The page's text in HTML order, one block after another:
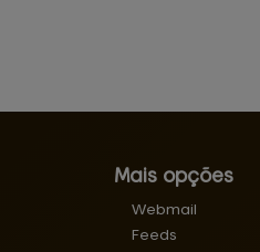
Mais opções
Webmail
Feeds